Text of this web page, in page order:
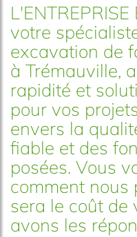
votre
excavation de
à Trémauville,
rapidité et
pour vos
envers la
fiable et des
posées. Vous
comment nous
sera le coût de
avons les